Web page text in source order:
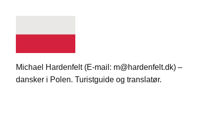
indhold
Michael Hardenfelt (E-mail: m@hardenfelt.dk) –
dansker i Polen. Turistguide og translatør.